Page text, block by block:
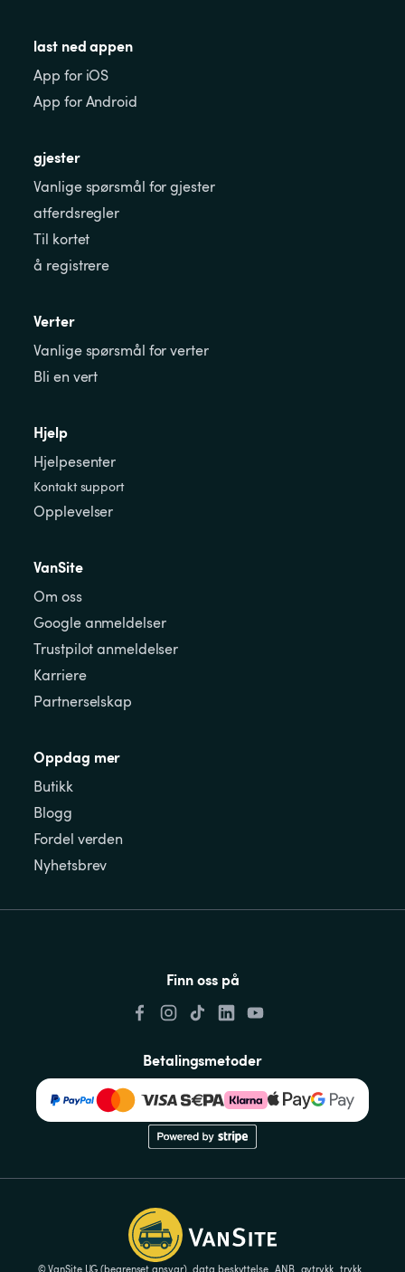
last ned appen
App for iOS
App for Android
gjester
Vanlige spørsmål for gjester
atferdsregler
Til kortet
å registrere
Verter
Vanlige spørsmål for verter
Bli en vert
Hjelp
Hjelpesenter
Kontakt support
Opplevelser
VanSite
Om oss
Google anmeldelser
Trustpilot anmeldelser
Karriere
Partnerselskap
Oppdag mer
Butikk
Blogg
Fordel verden
Nyhetsbrev
Finn oss på
Betalingsmetoder